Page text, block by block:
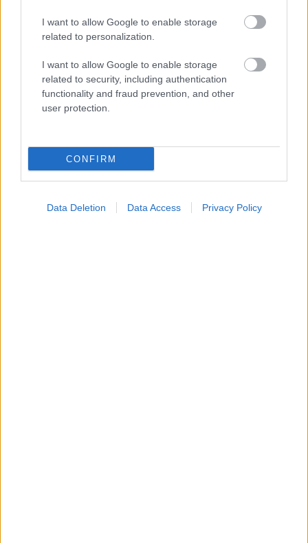
I want to allow Google to enable storage
related to personalization.
I want to allow Google to enable storage
related to security, including authentication
functionality and fraud prevention, and other
user protection.
CONFIRM
Data Deletion Data Access Privacy Policy